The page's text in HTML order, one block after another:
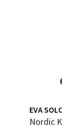
EVA SOLO
Nordic